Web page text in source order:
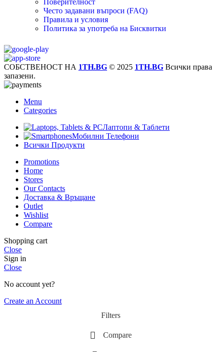
Често задавани въпроси (FAQ)
Правила и условия
Политика за употреба на Бисквитки
СОБСТВЕНОСТ НА 1TH.BG © 2025 1TH.BG Всички права
запазени.
Menu
Categories
Лаптопи & Таблети
Мобилни Телефони
Всички Продукти
Promotions
Home
Stores
Our Contacts
Доставка & Връщане
Outlet
Wishlist
Compare
Shopping cart
Close
Sign in
Close
No account yet?
Create an Account
Filters
Compare